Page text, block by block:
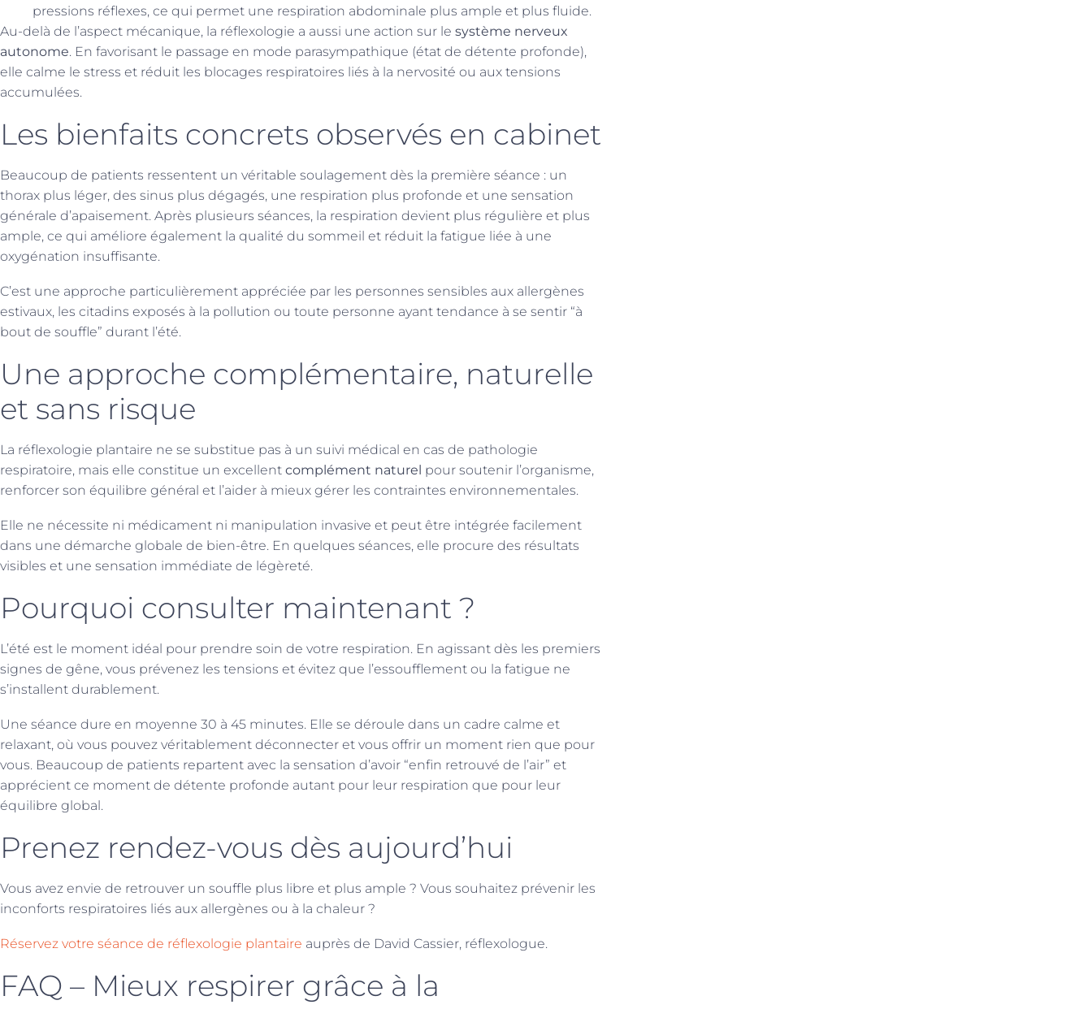
pressions réflexes, ce qui permet une respiration abdominale plus ample et plus fluide.
Au-delà de l’aspect mécanique, la réflexologie a aussi une action sur le système nerveux
autonome. En favorisant le passage en mode parasympathique (état de détente profonde),
elle calme le stress et réduit les blocages respiratoires liés à la nervosité ou aux tensions
accumulées.
Les bienfaits concrets observés en cabinet
Beaucoup de patients ressentent un véritable soulagement dès la première séance : un
thorax plus léger, des sinus plus dégagés, une respiration plus profonde et une sensation
générale d’apaisement. Après plusieurs séances, la respiration devient plus régulière et plus
ample, ce qui améliore également la qualité du sommeil et réduit la fatigue liée à une
oxygénation insuffisante.
C’est une approche particulièrement appréciée par les personnes sensibles aux allergènes
estivaux, les citadins exposés à la pollution ou toute personne ayant tendance à se sentir “à
bout de souffle” durant l’été.
Une approche complémentaire, naturelle
et sans risque
La réflexologie plantaire ne se substitue pas à un suivi médical en cas de pathologie
respiratoire, mais elle constitue un excellent complément naturel pour soutenir l’organisme,
renforcer son équilibre général et l’aider à mieux gérer les contraintes environnementales.
Elle ne nécessite ni médicament ni manipulation invasive et peut être intégrée facilement
dans une démarche globale de bien-être. En quelques séances, elle procure des résultats
visibles et une sensation immédiate de légèreté.
Pourquoi consulter maintenant ?
L’été est le moment idéal pour prendre soin de votre respiration. En agissant dès les premiers
signes de gêne, vous prévenez les tensions et évitez que l’essoufflement ou la fatigue ne
s’installent durablement.
Une séance dure en moyenne 30 à 45 minutes. Elle se déroule dans un cadre calme et
relaxant, où vous pouvez véritablement déconnecter et vous offrir un moment rien que pour
vous. Beaucoup de patients repartent avec la sensation d’avoir “enfin retrouvé de l’air” et
apprécient ce moment de détente profonde autant pour leur respiration que pour leur
équilibre global.
Prenez rendez-vous dès aujourd’hui
Vous avez envie de retrouver un souffle plus libre et plus ample ? Vous souhaitez prévenir les
inconforts respiratoires liés aux allergènes ou à la chaleur ?
Réservez votre séance de réflexologie plantaire auprès de David Cassier, réflexologue.
FAQ – Mieux respirer grâce à la